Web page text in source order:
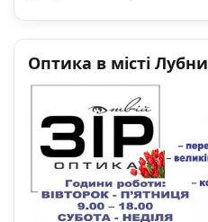
Оптика в місті Лубни